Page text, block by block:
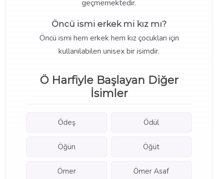
geçmemektedir.
Öncü ismi erkek mi kız mı?
Öncü ismi hem erkek hem kız çocukları için
kullanılabilen unisex bir isimdir.
Ö Harfiyle Başlayan Diğer
İsimler
Ödeş Ödül
Öğün Öğüt
Ömer Ömer Asaf